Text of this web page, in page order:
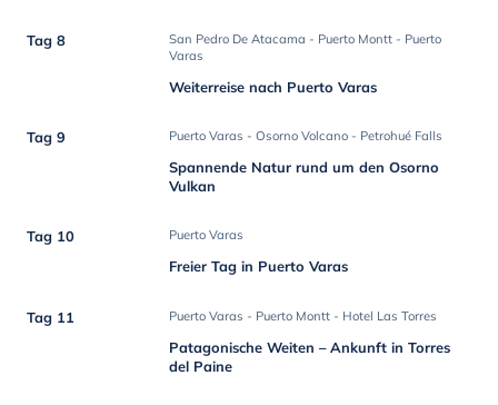
Tag 8
San Pedro De Atacama - Puerto Montt - Puerto
Varas
Weiterreise nach Puerto Varas
Tag 9 Puerto Varas - Osorno Volcano - Petrohué Falls
Spannende Natur rund um den Osorno
Vulkan
Tag 10 Puerto Varas
Freier Tag in Puerto Varas
Tag 11 Puerto Varas - Puerto Montt - Hotel Las Torres
Patagonische Weiten – Ankunft in Torres
del Paine